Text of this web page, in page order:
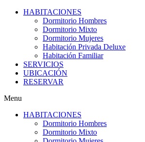
HABITACIONES
Dormitorio Hombres
Dormitorio Mixto
Dormitorio Mujeres
Habitación Privada Deluxe
Habitación Familiar
SERVICIOS
UBICACIÓN​
RESERVAR
Menu
HABITACIONES
Dormitorio Hombres
Dormitorio Mixto